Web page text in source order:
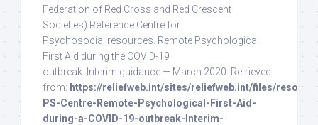
Federation of Red Cross and Red Crescent
Societies) Reference Centre for
Psychosocial resources. Remote Psychological
First Aid during the COVID-19
outbreak. Interim guidance — March 2020. Retrieved
from: https://reliefweb.int/sites/reliefweb.int/files/
PS-Centre-Remote-Psychological-First-Aid-
during-a-COVID-19-outbreak-Interim-